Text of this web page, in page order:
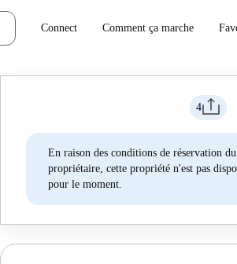
Connect Comment ça marche
4
En raison des conditions de réservation du
propriétaire, cette propriété n'est pas
pour le moment.